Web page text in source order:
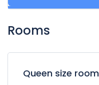
Rooms
Queen size room